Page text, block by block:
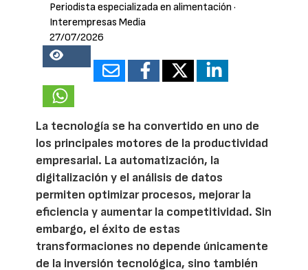
Periodista especializada en alimentación ·
Interempresas Media
27/07/2026
17038
La tecnología se ha convertido en uno de
los principales motores de la productividad
empresarial. La automatización, la
digitalización y el análisis de datos
permiten optimizar procesos, mejorar la
eficiencia y aumentar la competitividad. Sin
embargo, el éxito de estas
transformaciones no depende únicamente
de la inversión tecnológica, sino también